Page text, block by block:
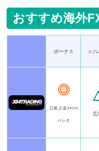
おすすめ海外
ボーナス スプ
◎
口座,入金,ｷｬｯｼｭ
バック
広